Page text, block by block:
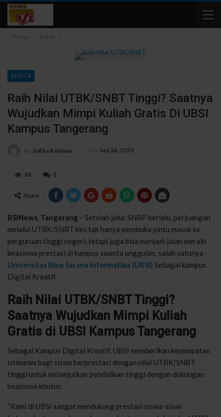
Home Berita
BERITA
Raih Nilai UTBK/SNBT Tinggi? Saatnya
Wujudkan Mimpi Kuliah Gratis Di UBSI
Kampus Tangerang
By Safika Rahman On Sep 26, 2025
0
66
Share
BSINews, Tangerang – Setelah jalur SNBP berlalu, perjuangan
melalui UTBK/SNBT kini tak hanya membuka pintu masuk ke
perguruan tinggi negeri, tetapi juga bisa menjadi jalan meraih
beasiswa prestasi di kampus swasta unggulan, salah satunya
Universitas Bina Sarana Informatika (UBSI) Sebagai kampus
Digital Kreatif.
Raih Nilai UTBK/SNBT Tinggi?
Saatnya Wujudkan Mimpi Kuliah
Gratis di UBSI Kampus Tangerang
Sebagai Kampus Digital Kreatif, UBSI memberikan kesempatan
istimewa bagi siswa berprestasi dengan nilai UTBK/SNBT
tinggi untuk melanjutkan pendidikan tinggi dengan dukungan
beasiswa khusus.
“Kami di UBSI sangat mendukung prestasi siswa-siswi